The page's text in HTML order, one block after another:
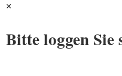
×
Bitte loggen Sie